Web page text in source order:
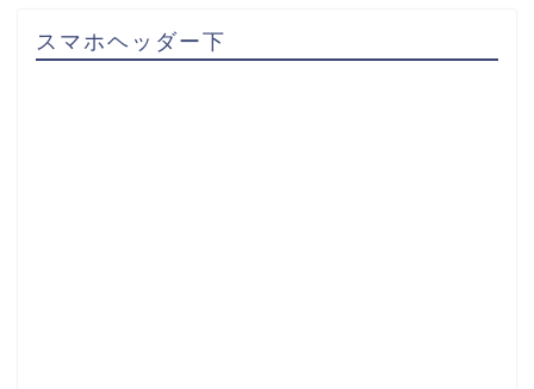
スマホヘッダー下